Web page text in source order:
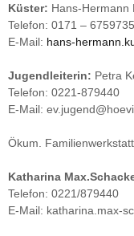
Küster: Hans-Hermann
Telefon: 0171 – 6759735
E-Mail: hans-
Jugendleiterin: Petra
Telefon: 0221-879440
E-Mail:
Ökum.
Katharina
Telefon: 0221/879440
E-Mail: katharina.max-